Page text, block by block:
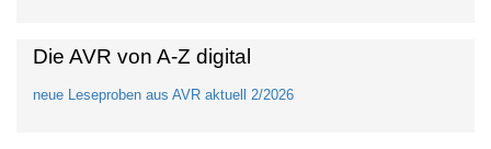
Die AVR von A-Z digital
neue Leseproben aus AVR aktuell 2/2026